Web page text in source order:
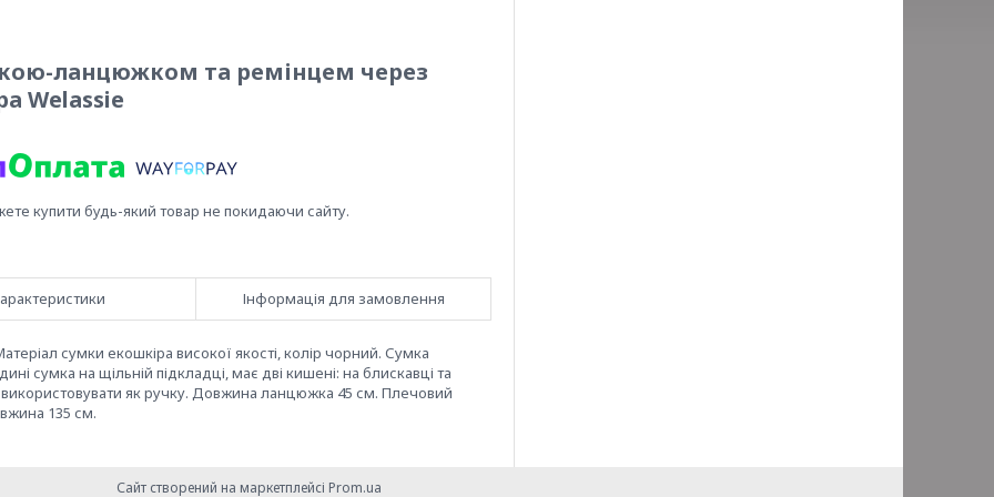
ланцюжком та ремінцем через
Welassie
купити будь-який товар не покидаючи сайту.
Інформація для замовлення
сумки екошкіра високої якості, колір чорний. Сумка
сумка на щільній підкладці, має дві кишені: на блискавці та
як ручку. Довжина ланцюжка 45 см. Плечовий
135 см.
Сайт створений на маркетплейсі Prom.ua